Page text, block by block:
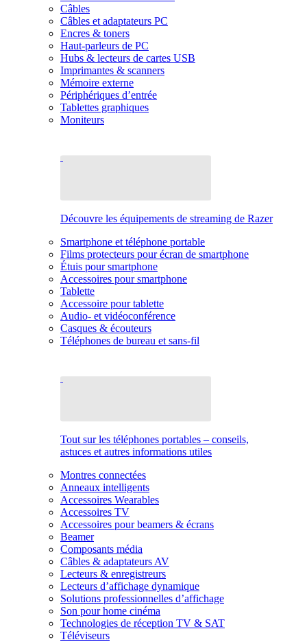
Câbles
Câbles et adaptateurs PC
Encres & toners
Haut-parleurs de PC
Hubs & lecteurs de cartes USB
Imprimantes & scanners
Mémoire externe
Périphériques d’entrée
Tablettes graphiques
Moniteurs
Découvre les équipements de streaming de Razer
Smartphone et téléphone portable
Films protecteurs pour écran de smartphone
Étuis pour smartphone
Accessoires pour smartphone
Tablette
Accessoire pour tablette
Audio- et vidéoconférence
Casques & écouteurs
Téléphones de bureau et sans-fil
Tout sur les téléphones portables – conseils,
astuces et autres informations utiles
Montres connectées
Anneaux intelligents
Accessoires Wearables
Accessoires TV
Accessoires pour beamers & écrans
Beamer
Composants média
Câbles & adaptateurs AV
Lecteurs & enregistreurs
Lecteurs d’affichage dynamique
Solutions professionnelles d’affichage
Son pour home cinéma
Technologies de réception TV & SAT
Téléviseurs